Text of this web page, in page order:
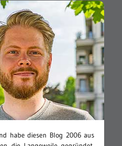
habe diesen Blog 2006 aus